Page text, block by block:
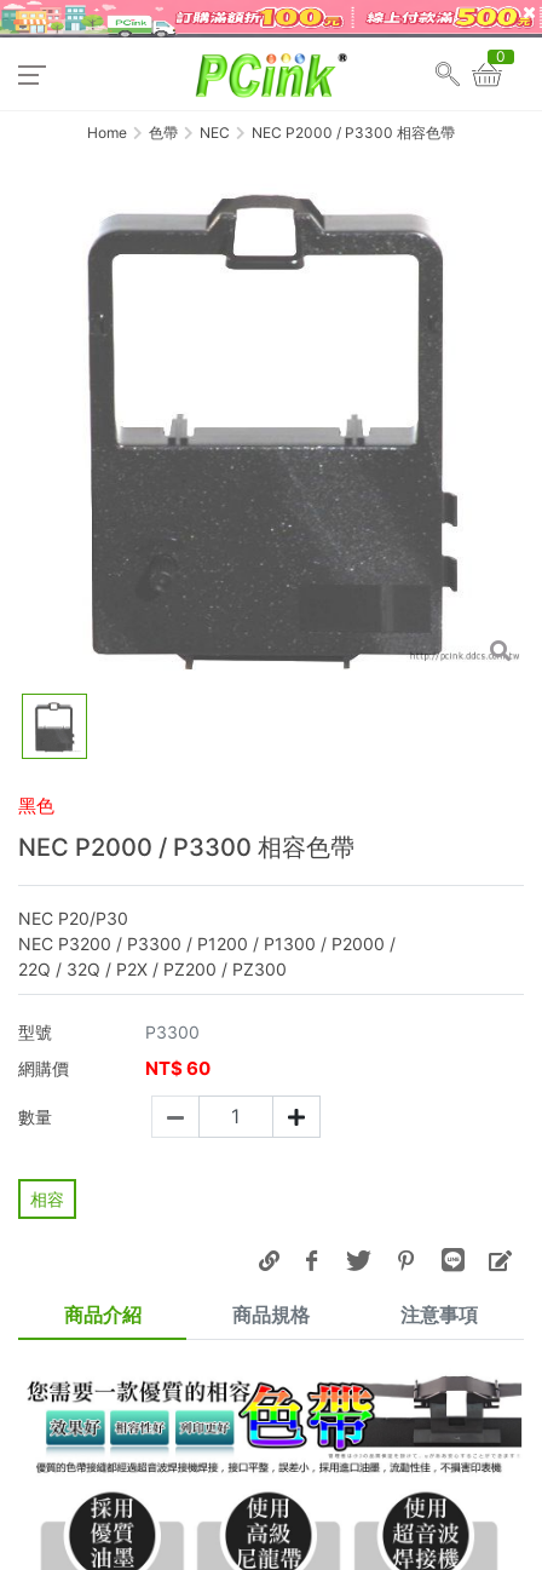
0
Home 色帶 NEC NEC P2000 / P3300 相容色帶
黑色
NEC P2000 / P3300 相容色帶
NEC P20/P30
NEC P3200 / P3300 / P1200 / P1300 / P2000 /
22Q / 32Q / P2X / PZ200 / PZ300
型號
P3300
網購價
NT$60
數量
相容
商品介紹 商品規格 注意事項